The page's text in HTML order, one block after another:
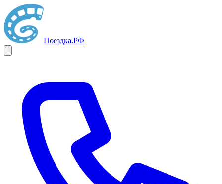
Поездка.РФ